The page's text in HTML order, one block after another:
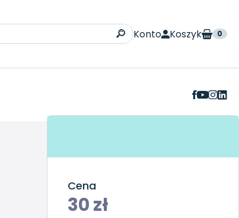
Konto Koszyk 0
Cena
30zł